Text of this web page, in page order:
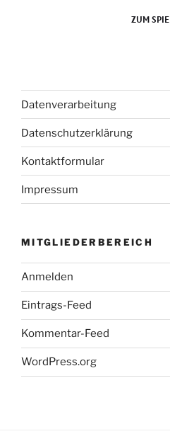
Datenverarbeitung
Datenschutzerklärung
Kontaktformular
Impressum
MITGLIEDERBEREICH
Anmelden
Eintrags-Feed
Kommentar-Feed
WordPress.org